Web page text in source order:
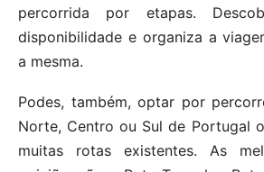
percorrida por etapas.
disponibilidade e organiza a
a mesma.
Podes, também, optar por
Norte, Centro ou Sul de Portugal
muitas rotas existentes. As